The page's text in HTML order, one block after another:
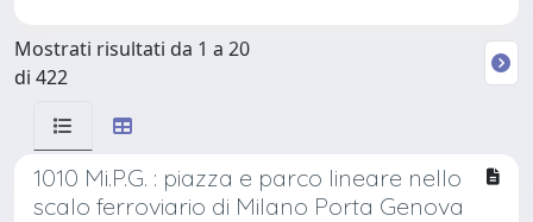
Mostrati risultati da 1 a 20
di 422
1010 Mi.P.G. : piazza e parco lineare nello
scalo ferroviario di Milano Porta Genova